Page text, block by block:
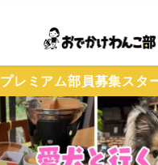
プレミアム部員募集スタ